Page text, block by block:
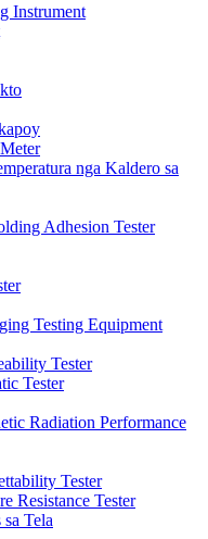
Instrument
nga Kaldero sa
Adhesion Tester
Testing Equipment
Tester
Tester
Radiation Performance
Tester
Resistance Tester
sa Tela